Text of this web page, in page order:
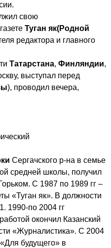
свою
Туган як(Родной
редактора и главного
Татарстана, Финляндии,
выступал перед
), проводил вечера,
Сергачского р-на в семье
средней школы, получил
С 1987 по 1989 гг –
«Туган як». В должности
1990-по 2004 гг
окончил Казанский
«Журналистика». С 2004
будущего» в